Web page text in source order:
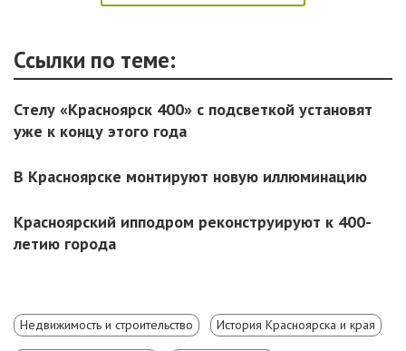
Ссылки по теме:
Стелу «Красноярск 400» с подсветкой установят
уже к концу этого года
В Красноярске монтируют новую иллюминацию
Красноярский ипподром реконструируют к 400-
летию города
Недвижимость и строительство История Красноярска и края